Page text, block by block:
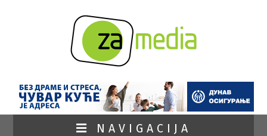
NAVIGACIJA